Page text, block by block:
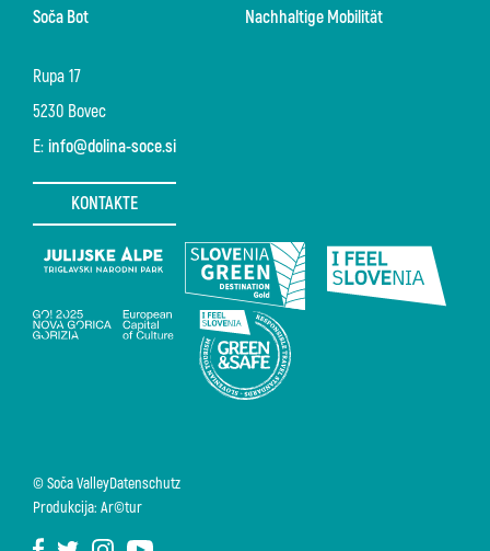
Rupa 17
5230 Bovec
E: info@dolina-soce.si
KONTAKTE
Soča Bot
Nachhaltige Mobilität
© Soča ValleyDatenschutz
Produkcija: Ar©tur